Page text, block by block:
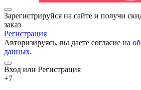
Зарегистрируйся на сайте и получи
заказ
Регистрация
Авторизируясь, вы даете согласие на
данных.
Вход или Регистрация
+7